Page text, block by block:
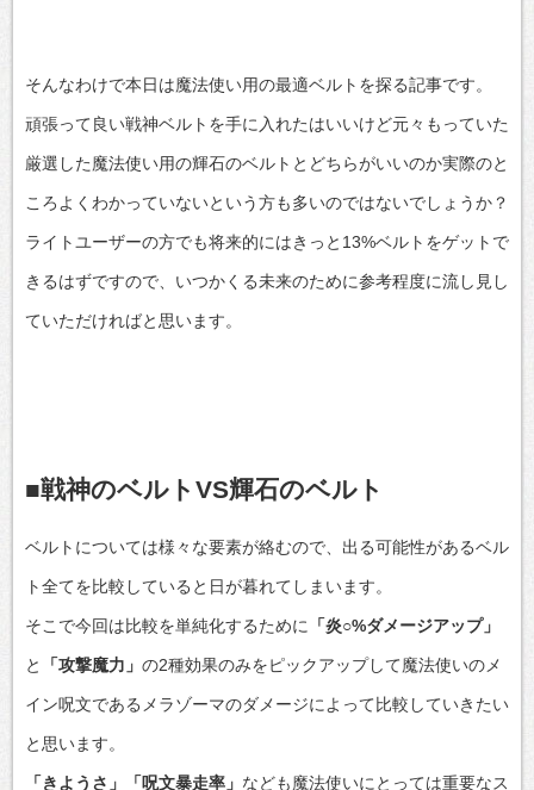
そんなわけで本日は魔法使い用の最適ベルトを探る記事です。
頑張って良い戦神ベルトを手に入れたはいいけど元々もっていた
厳選した魔法使い用の輝石のベルトとどちらがいいのか実際のと
ころよくわかっていないという方も多いのではないでしょうか？
ライトユーザーの方でも将来的にはきっと13%ベルトをゲットで
きるはずですので、いつかくる未来のために参考程度に流し見し
ていただければと思います。
■戦神のベルトVS輝石のベルト
ベルトについては様々な要素が絡むので、出る可能性があるベル
ト全てを比較していると日が暮れてしまいます。
そこで今回は比較を単純化するために 「炎○%ダメージアップ」
と 「攻撃魔力」 の2種効果のみをピックアップして魔法使いのメ
イン呪文であるメラゾーマのダメージによって比較していきたい
と思います。
「きようさ」「呪文暴走率」 なども魔法使いにとっては重要なス